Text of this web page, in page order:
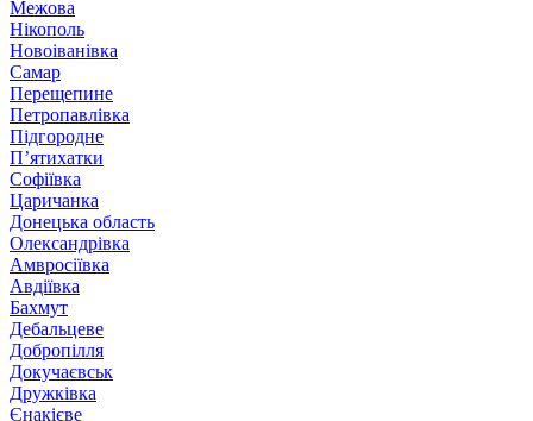
Межова
Нікополь
Новоіванівка
Самар
Перещепине
Петропавлівка
Підгородне
П’ятихатки
Софіївка
Царичанка
Донецька область
Олександрівка
Амвросіївка
Авдіївка
Бахмут
Дебальцеве
Добропілля
Докучаєвськ
Дружківка
Єнакієве